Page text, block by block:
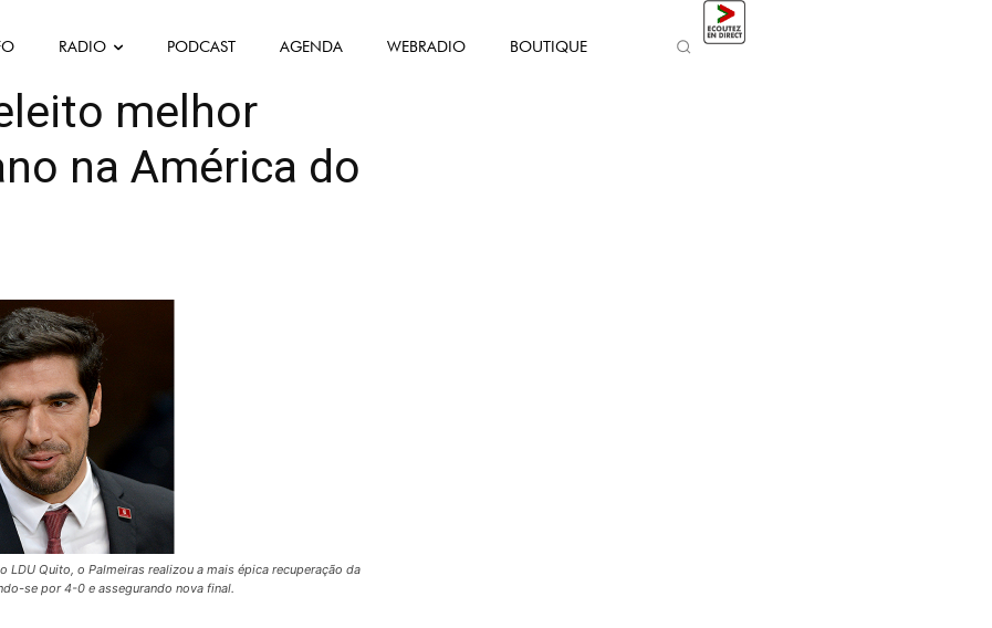
RADIO PODCAST AGENDA WEBRADIO BOUTIQUE
melhor
na América do
Quito, o Palmeiras realizou a mais épica recuperação da
se por 4-0 e assegurando nova final.